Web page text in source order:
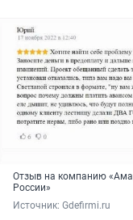
Отзыв на компанию
России»
Источник: Gdefirmi.ru